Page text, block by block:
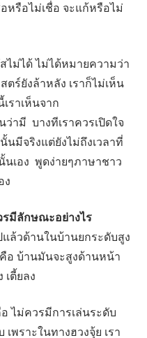
หรือไม่เชื่อ จะแก้หรือไม่
ไม่ได้ ไม่ได้หมายความว่า
ร์ยังล้าหลัง เราก็ไม่เห็น
ราเห็นจาก
ามี บางทีเราควรเปิดใจ
นมีจริงแต่ยังไม่ถึงเวลาที่
นเอง พูดง่ายๆภาษาชาว
ง
รมีลักษณะอย่างไร
แล้วด้านในบ้านยกระดับสูง
อ บ้านมันจะสูงด้านหน้า
เตี้ยลง
ไม่ควรมีการเล่นระดับ
พราะในทางฮวงจุ้ย เรา